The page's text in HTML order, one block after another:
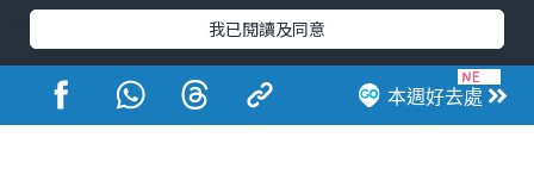
本週好去處
熱門標籤
#UGO搵好去處 #人氣活動推介 #美食社群熱話
#親子玩樂好去處
#ULifestyle應用程式
#限時搶
#UJetso禮物放送
#ULifestyle商戶中心 #著數 #網絡熱話
我已閱讀及同意